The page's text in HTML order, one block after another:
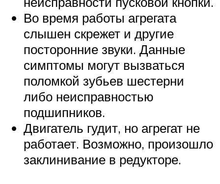
Во время работы агрегата
слышен скрежет и другие
посторонние звуки. Данные
симптомы могут вызваться
поломкой зубьев шестерни
либо неисправностью
подшипников.
Двигатель гудит, но агрегат не
работает. Возможно, произошло
заклинивание в редукторе.